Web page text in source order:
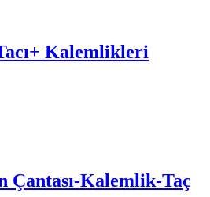
Kalemlikleri
Çantası-Kalemlik-Taç